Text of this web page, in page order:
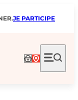
JE PARTICIPE